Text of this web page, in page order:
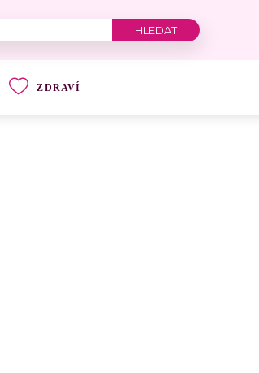
ZDRAVÍ